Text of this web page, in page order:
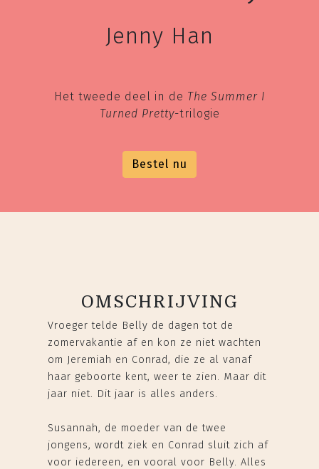
Jenny Han
Het tweede deel in de The Summer I
Turned Pretty-trilogie
Bestel nu
OMSCHRIJVING
Vroeger telde Belly de dagen tot de
zomervakantie af en kon ze niet wachten
om Jeremiah en Conrad, die ze al vanaf
haar geboorte kent, weer te zien. Maar dit
jaar niet. Dit jaar is alles anders.
Susannah, de moeder van de twee
jongens, wordt ziek en Conrad sluit zich af
voor iedereen, en vooral voor Belly. Alles